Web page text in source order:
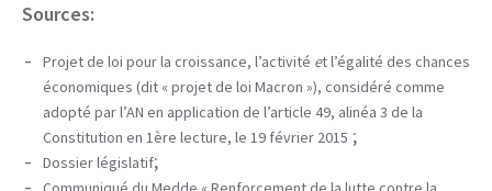
Sources:
Projet de loi pour la croissance, l’activité et l’égalité des chances
économiques (dit « projet de loi Macron »), considéré comme
adopté par l’AN en application de l’article 49, alinéa 3 de la
Constitution en 1ère lecture, le 19 février 2015 ;
Dossier législatif;